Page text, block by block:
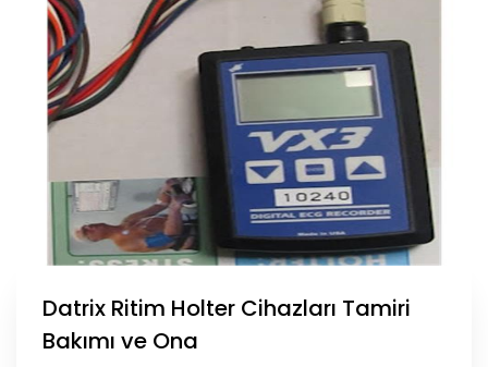
Datrix Ritim Holter Cihazları Tamiri
Bakımı ve Ona